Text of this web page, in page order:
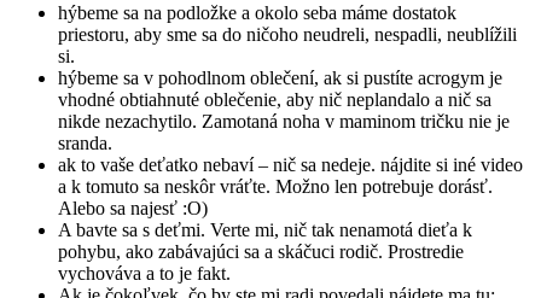
hýbeme sa na podložke a okolo seba máme dostatok
priestoru, aby sme sa do ničoho neudreli, nespadli, neublížili
si.
hýbeme sa v pohodlnom oblečení, ak si pustíte acrogym je
vhodné obtiahnuté oblečenie, aby nič neplandalo a nič sa
nikde nezachytilo. Zamotaná noha v maminom tričku nie je
sranda.
ak to vaše deťatko nebaví – nič sa nedeje. nájdite si iné video
a k tomuto sa neskôr vráťte. Možno len potrebuje dorásť.
Alebo sa najesť :O)
A bavte sa s deťmi. Verte mi, nič tak nenamotá dieťa k
pohybu, ako zabávajúci sa a skáčuci rodič. Prostredie
vychováva a to je fakt.